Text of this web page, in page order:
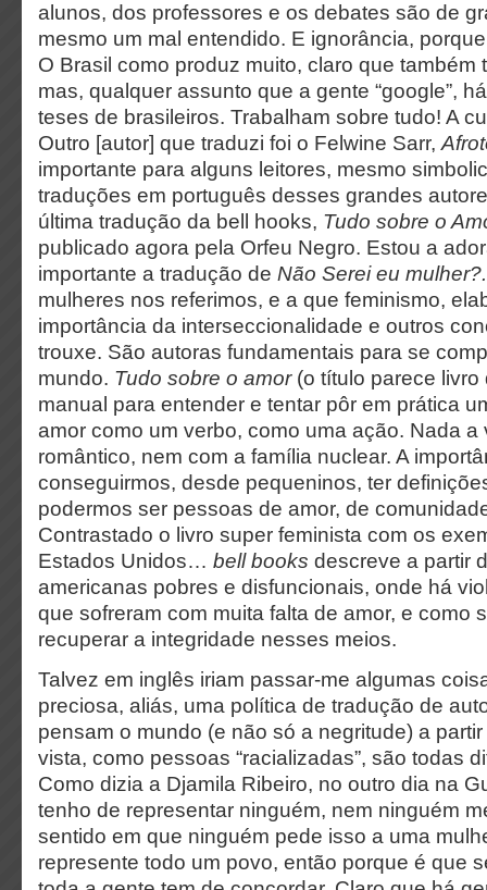
alunos, dos professores e os debates são de
mesmo um mal entendido. E ignorância,
O Brasil como produz muito, claro que também
mas, qualquer assunto que a gente “google”,
teses de brasileiros. Trabalham sobre tudo! A
Outro [autor] que traduzi foi o Felwine Sarr,
importante para alguns leitores, mesmo
traduções em português desses grandes
última tradução da bell hooks, Tudo sobre o
publicado agora pela Orfeu Negro. Estou a
importante a tradução de Não Serei eu
mulheres nos referimos, e a que feminismo,
importância da interseccionalidade e outros
trouxe. São autoras fundamentais para se
mundo. Tudo sobre o amor (o título parece
manual para entender e tentar pôr em prática
amor como um verbo, como uma ação. Nada a
romântico, nem com a família nuclear. A
conseguirmos, desde pequeninos, ter
podermos ser pessoas de amor, de
Contrastado o livro super feminista com os
Estados Unidos… bell books descreve a partir
americanas pobres e disfuncionais, onde há
que sofreram com muita falta de amor, e como
recuperar a integridade nesses meios.
Talvez em inglês iriam passar-me algumas
preciosa, aliás, uma política de tradução de
pensam o mundo (e não só a negritude) a
vista, como pessoas “racializadas”, são todas
Como dizia a Djamila Ribeiro, no outro dia na
tenho de representar ninguém, nem ninguém
sentido em que ninguém pede isso a uma
represente todo um povo, então porque é que